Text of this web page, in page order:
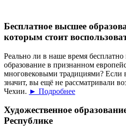
Бесплатное высшее
которым стоит
Реально ли в наше время
образование в признанном
многовековыми традициями? Если
значит, вы ещё не рассматривали
Чехии. ► Подробнее
Художественное
Республике